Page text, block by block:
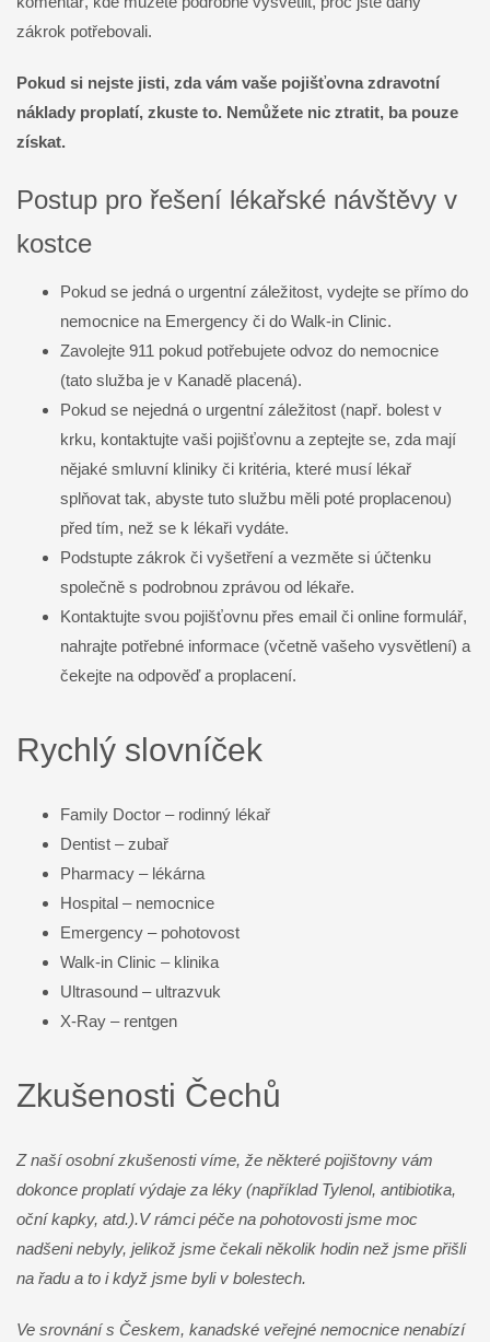
zákrok potřebovali.
Pokud si nejste jisti, zda vám vaše pojišťovna zdravotní
náklady proplatí, zkuste to. Nemůžete nic ztratit, ba pouze
získat.
Postup pro řešení lékařské návštěvy v
kostce
Pokud se jedná o urgentní záležitost, vydejte se přímo do
nemocnice na Emergency či do Walk-in Clinic.
Zavolejte 911 pokud potřebujete odvoz do nemocnice
(tato služba je v Kanadě placená).
Pokud se nejedná o urgentní záležitost (např. bolest v
krku, kontaktujte vaši pojišťovnu a zeptejte se, zda mají
nějaké smluvní kliniky či kritéria, které musí lékař
splňovat tak, abyste tuto službu měli poté proplacenou)
před tím, než se k lékaři vydáte.
Podstupte zákrok či vyšetření a vezměte si účtenku
společně s podrobnou zprávou od lékaře.
Kontaktujte svou pojišťovnu přes email či online formulář,
nahrajte potřebné informace (včetně vašeho vysvětlení) a
čekejte na odpověď a proplacení.
Rychlý slovníček
Family Doctor – rodinný lékař
Dentist – zubař
Pharmacy – lékárna
Hospital – nemocnice
Emergency – pohotovost
Walk-in Clinic – klinika
Ultrasound – ultrazvuk
X-Ray – rentgen
Zkušenosti Čechů
Z naší osobní zkušenosti víme, že některé pojištovny vám
dokonce proplatí výdaje za léky (například Tylenol, antibiotika,
oční kapky, atd.).V rámci péče na pohotovosti jsme moc
nadšeni nebyly, jelikož jsme čekali několik hodin než jsme přišli
na řadu a to i když jsme byli v bolestech.
Ve srovnání s Českem, kanadské veřejné nemocnice nenabízí